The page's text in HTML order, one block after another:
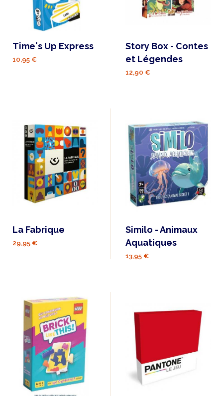
Time's Up Express
10,95 €
Story Box - Contes
et Légendes
12,90 €
La Fabrique
29,95 €
Similo - Animaux
Aquatiques
13,95 €